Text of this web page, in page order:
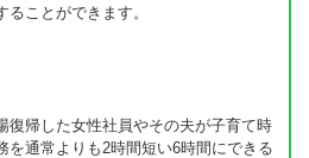
ことができます。
復帰した女性社員やその夫が子育て時
を通常よりも2時間短い6時間にできる